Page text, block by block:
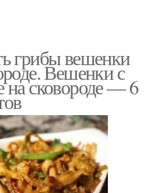
грибы вешенки
Вешенки с
сковороде — 6